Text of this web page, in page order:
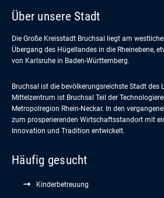
Über unsere Stadt
Die Große Kreisstadt Bruchsal liegt am
Übergang des Hügellandes in die Rheinebene,
von Karlsruhe in Baden-Württemberg.
Bruchsal ist die bevölkerungsreichste Stadt des
Mittelzentrum ist Bruchsal Teil der
Metropolregion Rhein-Neckar. In den
zum prosperierenden Wirtschaftsstandort mit
Innovation und Tradition entwickelt.
Häufig gesucht
Kinderbetreuung